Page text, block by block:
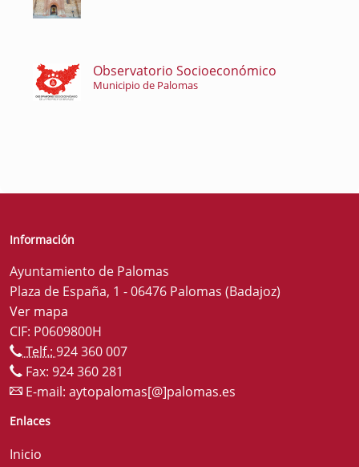
Observatorio Socioeconómico
Municipio de Palomas
Información
Ayuntamiento de Palomas
Plaza de España, 1 - 06476 Palomas (Badajoz)
Ver mapa
CIF: P0609800H
Telf.: 924 360 007
Fax: 924 360 281
E-mail: aytopalomas[@]palomas.es
Enlaces
Inicio